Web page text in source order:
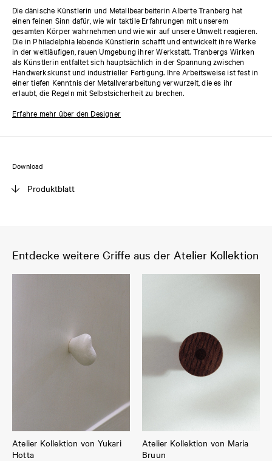
Die dänische Künstlerin und Metallbearbeiterin Alberte Tranberg hat
einen feinen Sinn dafür, wie wir taktile Erfahrungen mit unserem
gesamten Körper wahrnehmen und wie wir auf unsere Umwelt reagieren.
Die in Philadelphia lebende Künstlerin schafft und entwickelt ihre Werke
in der weitläufigen, rauen Umgebung ihrer Werkstatt. Tranbergs Wirken
als Künstlerin entfaltet sich hauptsächlich in der Spannung zwischen
Handwerkskunst und industrieller Fertigung. Ihre Arbeitsweise ist fest in
einer tiefen Kenntnis der Metallverarbeitung verwurzelt, die es ihr
erlaubt, die Regeln mit Selbstsicherheit zu brechen.
Erfahre mehr über den Designer
Download
Produktblatt
Entdecke weitere Griffe aus der Atelier Kollektion
Atelier Kollektion von Yukari
Hotta
Atelier Kollektion von Maria
Bruun